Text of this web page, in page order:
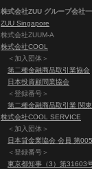
株式会社ZUU グループ会社
ZUU Singapore
株式会社ZUUM-A
株式会社COOL
＜加入団体＞
第二種金融商品取引業協会
日本投資顧問業協会
＜登録番号＞
第二種金融商品取引業 関
株式会社COOL SERVICE
＜加入団体＞
日本貸金業協会 会員 第
＜登録番号＞
東京都知事（3）第31603